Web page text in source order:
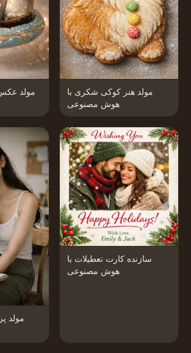
مولد
مولد هنر کوکی شکری با
هوش مصنوعی
مولد
سازنده کارت تعطیلات با
هوش مصنوعی